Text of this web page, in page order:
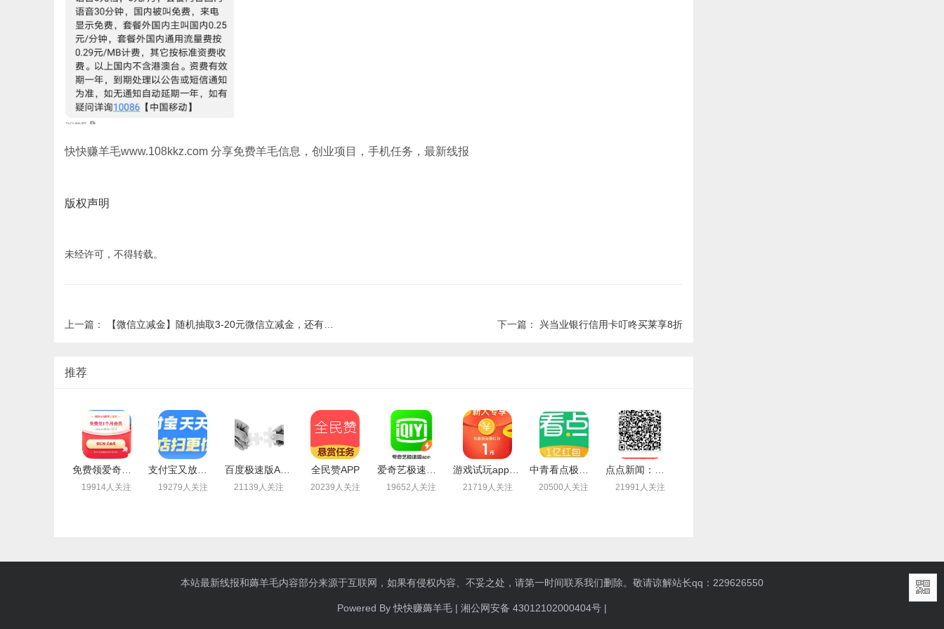
快快赚羊毛www.108kkz.com 分享免费羊毛信息，创业项目，手机任务，最新线报
版权声明
未经许可，不得转载。
上一篇： 【微信立减金】随机抽取3-20元微信立减金，还有支付1元秒杀10元立减金惊喜！ 下一篇： 兴当业银行信用卡叮咚买莱享8折
推荐
19914人关注 19279人关注
百度极速版APP新老用户登录领取1-14.4元现金红包
21139人关注
全民赞APP
20239人关注 19652人关注 21719人关注 20500人关注 21991人关注
本站最新线报和薅羊毛内容部分来源于互联网，如果有侵权内容、不妥之处，请第一时间联系我们删除。敬请谅解站长qq：229626550
Powered By 快快赚薅羊毛 | 湘公网安备 43012102000404号 |